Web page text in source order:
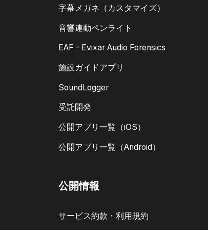
字幕メガネ（カスタマイズ）
音響連動ペンライト
EAF - Evixar Audio Forensics
施設ガイドアプリ
SoundLogger
受託開発
公開アプリ一覧（iOS）
公開アプリ一覧（Android）
公開情報
サービス約款・利用規約